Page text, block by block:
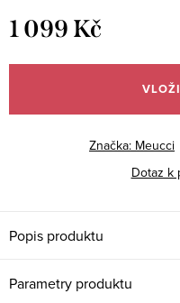
1 099 Kč
cena:
Značka: Meucci
Dotaz k
Popis produktu
Parametry produktu